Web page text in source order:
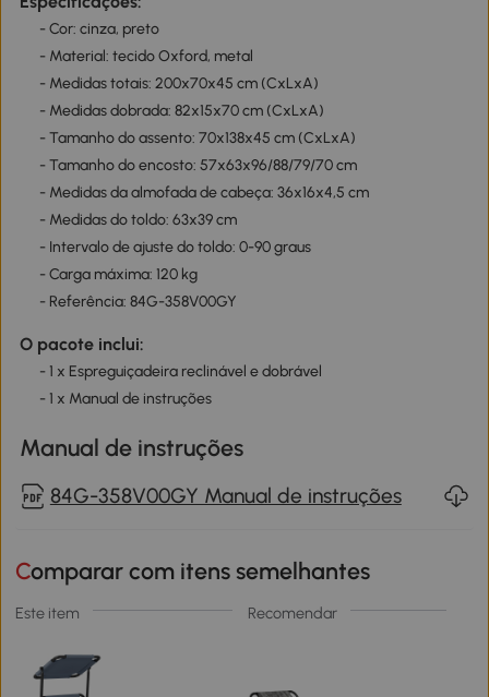
- Cor: cinza, preto
- Material: tecido Oxford, metal
- Medidas totais: 200x70x45 cm (CxLxA)
- Medidas dobrada: 82x15x70 cm (CxLxA)
- Tamanho do assento: 70x138x45 cm (CxLxA)
- Tamanho do encosto: 57x63x96/88/79/70 cm
- Medidas da almofada de cabeça: 36x16x4,5 cm
- Medidas do toldo: 63x39 cm
- Intervalo de ajuste do toldo: 0-90 graus
- Carga máxima: 120 kg
- Referência: 84G-358V00GY
O pacote inclui:
- 1 x Espreguiçadeira reclinável e dobrável
- 1 x Manual de instruções
Manual de instruções
84G-358V00GY Manual de instruções
Comparar com itens semelhantes
Este item Recomendar